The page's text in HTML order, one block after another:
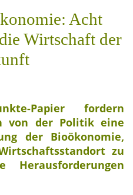
Acht
Wirtschaft der
Papier fordern
von der Politik eine
der Bioökonomie,
zu